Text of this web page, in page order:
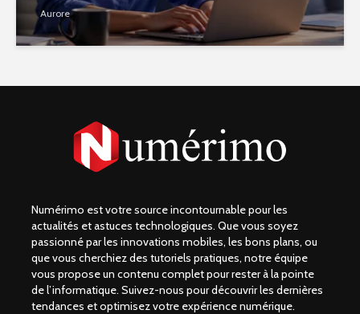
Aurore
Numérimo est votre source incontournable pour les
actualités et astuces technologiques. Que vous soyez
passionné par les innovations mobiles, les bons plans, ou
que vous cherchiez des tutoriels pratiques, notre équipe
vous propose un contenu complet pour rester à la pointe
de l’informatique. Suivez-nous pour découvrir les dernières
tendances et optimisez votre expérience numérique.